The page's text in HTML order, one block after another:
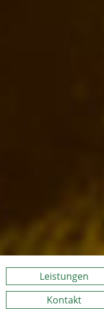
Leistungen
Kontakt